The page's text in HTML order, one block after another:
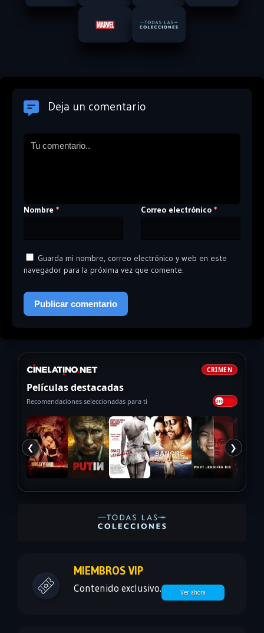
Deja un comentario
Nombre * Correo electrónico *
Guarda mi nombre, correo electrónico y web en este
navegador para la próxima vez que comente.
CRIMEN
Películas destacadas
Recomendaciones seleccionadas para ti
❮ ❯
MIEMBROS VIP
Contenido exclusivo. Ver ahora